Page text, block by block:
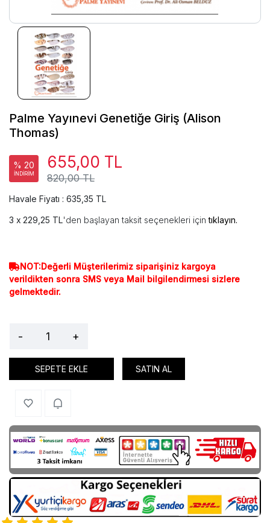
Palme Yayınevi Genetiğe Giriş (Alison
Thomas)
% 20
İNDİRİM 820,00 TL
655,00 TL
Havale Fiyatı : 635,35 TL
229,25 TL'den başlayan taksit seçenekleri içintıklayın.
NOT:Değerli Müşterilerimiz siparişiniz kargoya
verildikten sonra SMS veya Mail bilgilendirmesi sizlere
gelmektedir.
- +
SEPETE EKLE SATIN AL